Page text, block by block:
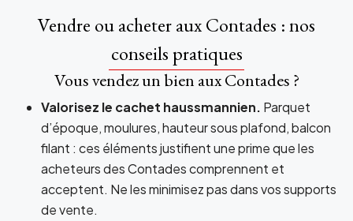
Vendre ou acheter aux Contades : nos
conseils pratiques
Vous vendez un bien aux Contades ?
Valorisez le cachet haussmannien. Parquet
d’époque, moulures, hauteur sous plafond, balcon
filant : ces éléments justifient une prime que les
acheteurs des Contades comprennent et
acceptent. Ne les minimisez pas dans vos supports
de vente.